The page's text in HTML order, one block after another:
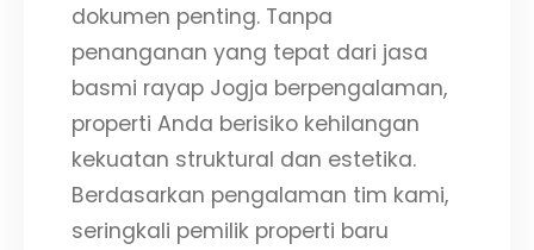
dokumen penting. Tanpa
penanganan yang tepat dari jasa
basmi rayap Jogja berpengalaman,
properti Anda berisiko kehilangan
kekuatan struktural dan estetika.
Berdasarkan pengalaman tim kami,
seringkali pemilik properti baru